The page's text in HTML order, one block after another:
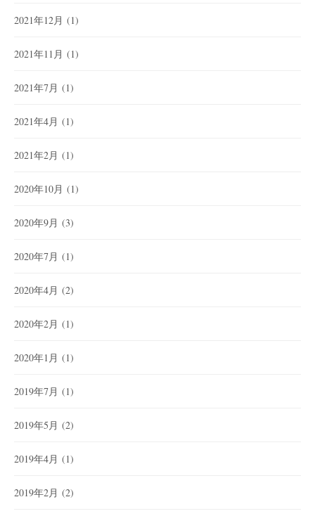
2021年12月 (1)
2021年11月 (1)
2021年7月 (1)
2021年4月 (1)
2021年2月 (1)
2020年10月 (1)
2020年9月 (3)
2020年7月 (1)
2020年4月 (2)
2020年2月 (1)
2020年1月 (1)
2019年7月 (1)
2019年5月 (2)
2019年4月 (1)
2019年2月 (2)